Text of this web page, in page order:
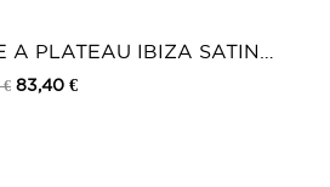
A PLATEAU IBIZA SATIN
€ 83,40 €